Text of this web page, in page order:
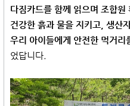
다짐카드를 함께 읽으며 조합원
건강한 흙과 물을 지키고, 생산
우리 아이들에게 안전한 먹거리
었답니다.